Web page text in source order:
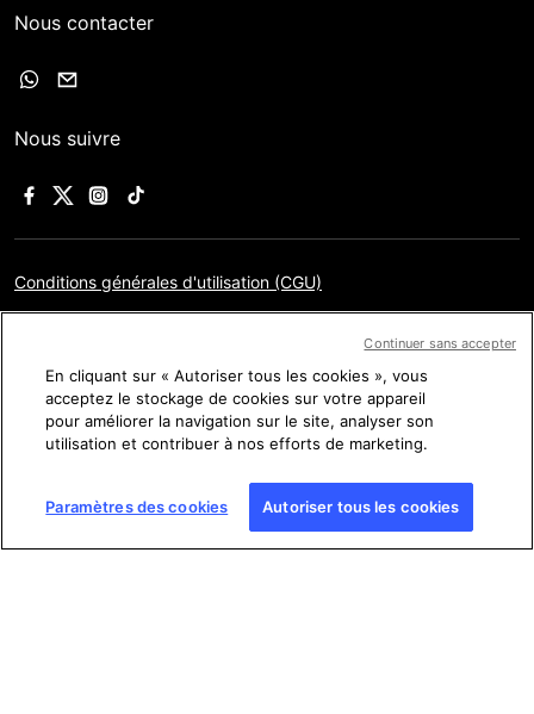
Nous contacter
Nous suivre
Conditions générales d'utilisation (CGU)
Mentions légales
Gestion des cookies
Copyright © AFP 2017-2026. Droits de reproduction
En cliquant sur « Autoriser tous les cookies », vous
acceptez le stockage de cookies sur votre appareil
pour améliorer la navigation sur le site, analyser son
utilisation et contribuer à nos efforts de marketing.
Paramètres des cookies Autoriser tous les cookies
Continuer sans accepter